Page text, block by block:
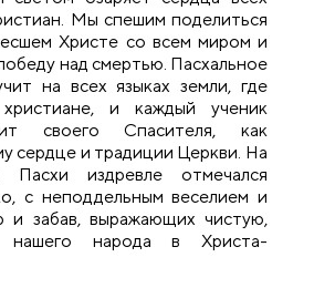
Мы спешим поделиться
Христе со всем миром и
над смертью. Пасхальное
на всех языках земли, где
и каждый ученик
своего Спасителя, как
сердце и традиции Церкви. На
Пасхи издревле отмечался
с неподдельным веселием и
и забав, выражающих чистую,
нашего народа в Христа-